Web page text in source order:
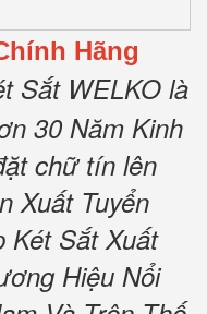
Hãng
Sắt WELKO là
30 Năm Kinh
chữ tín lên
Xuất Tuyển
Két Sắt Xuất
Hiệu Nổi